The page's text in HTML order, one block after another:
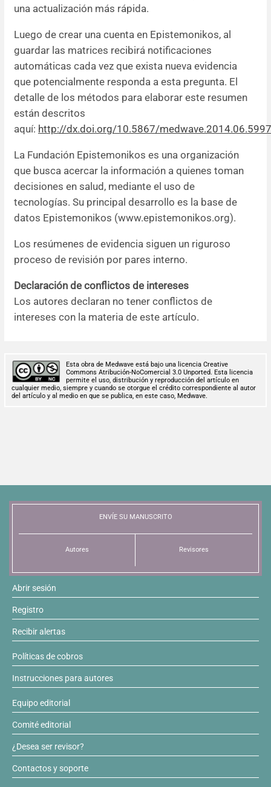
una actualización más rápida.
Luego de crear una cuenta en Epistemonikos, al
guardar las matrices recibirá notificaciones
automáticas cada vez que exista nueva evidencia
que potencialmente responda a esta pregunta. El
detalle de los métodos para elaborar este resumen
están descritos
aquí: http://dx.doi.org/10.5867/medwave.2014.06.5997
La Fundación Epistemonikos es una organización
que busca acercar la información a quienes toman
decisiones en salud, mediante el uso de
tecnologías. Su principal desarrollo es la base de
datos Epistemonikos (www.epistemonikos.org).
Los resúmenes de evidencia siguen un riguroso
proceso de revisión por pares interno.
Declaración de conflictos de intereses
Los autores declaran no tener conflictos de
intereses con la materia de este artículo.
Esta obra de Medwave está bajo una licencia Creative
Commons Atribución-NoComercial 3.0 Unported. Esta licencia
permite el uso, distribución y reproducción del artículo en
cualquier medio, siempre y cuando se otorgue el crédito correspondiente al autor
del artículo y al medio en que se publica, en este caso, Medwave.
ENVÍE SU MANUSCRITO
Autores Revisores
Abrir sesión
Registro
Recibir alertas
Políticas de cobros
Instrucciones para autores
Equipo editorial
Comité editorial
¿Desea ser revisor?
Contactos y soporte